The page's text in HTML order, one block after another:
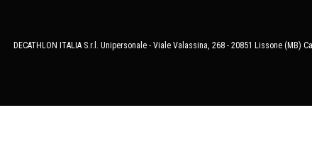
DECATHLON ITALIA S.r.l. Unipersonale - Viale Valassina, 268 - 20851 Lissone (MB)